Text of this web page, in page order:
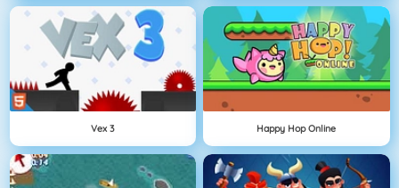
Vex 3 Happy Hop Online